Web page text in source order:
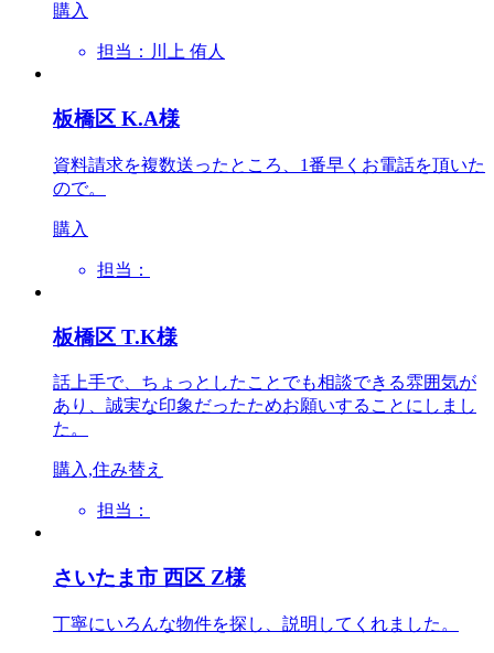
購入
担当：川上 侑人
板橋区 K.A様
資料請求を複数送ったところ、1番早くお電話を頂いた
ので。
購入
担当：
板橋区 T.K様
話上手で、ちょっとしたことでも相談できる雰囲気が
あり、誠実な印象だったためお願いすることにしまし
た。
購入,住み替え
担当：
さいたま市 西区 Z様
丁寧にいろんな物件を探し、説明してくれました。